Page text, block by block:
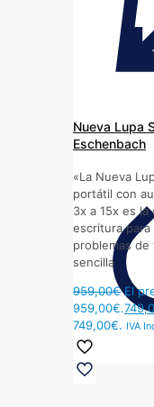
Nueva Lupa
Eschenbach
«La Nueva
portátil con
3x a 15x es
escritura
problemas de
sencilla
959,00€ El
959,00€.
749,00€. IVA